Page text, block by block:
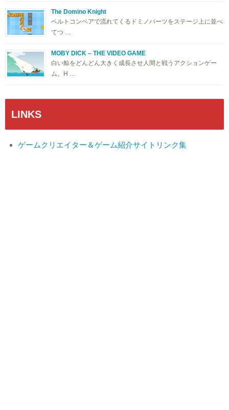
The Domino Knight
ベルトコンベアで流れてくるドミノパーツをステージ上に並べ
てつ …
MOBY DICK – THE VIDEO GAME
白い鯨をどんどん大きく成長させ人間と戦うアクションゲー
ム。H …
LINKS
ゲームクリエイター＆ゲーム紹介サイトリンク集